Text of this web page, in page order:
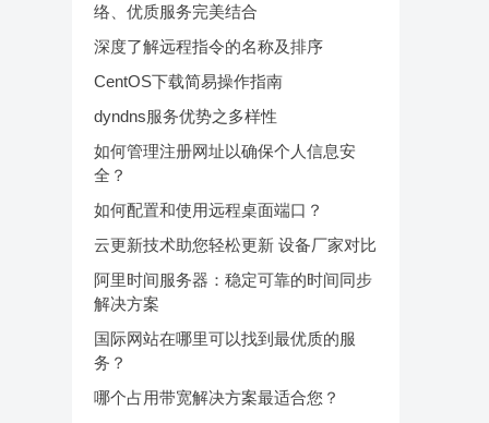
络、优质服务完美结合
深度了解远程指令的名称及排序
CentOS下载简易操作指南
dyndns服务优势之多样性
如何管理注册网址以确保个人信息安
全？
如何配置和使用远程桌面端口？
云更新技术助您轻松更新 设备厂家对比
阿里时间服务器：稳定可靠的时间同步
解决方案
国际网站在哪里可以找到最优质的服
务？
哪个占用带宽解决方案最适合您？